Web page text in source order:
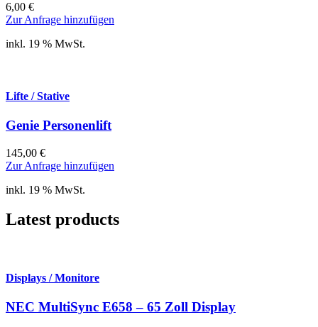
6,00 €
Zur Anfrage hinzufügen
inkl. 19 % MwSt.
Lifte / Stative
Genie Personenlift
145,00 €
Zur Anfrage hinzufügen
inkl. 19 % MwSt.
Latest products
Displays / Monitore
NEC MultiSync E658 – 65 Zoll Display